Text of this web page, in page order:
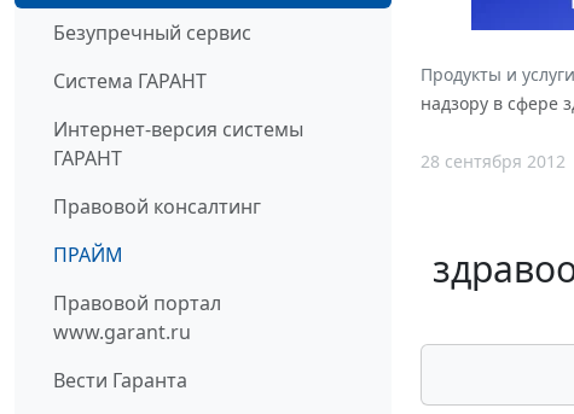
Безупречный сервис
Система ГАРАНТ
Интернет-версия системы
ГАРАНТ
Правовой консалтинг
ПРАЙМ
Правовой портал
www.garant.ru
Вести Гаранта
Продукты и услуги
надзору в сфере
28 сентября 2012